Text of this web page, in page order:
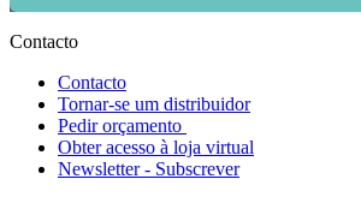
Contacto
Contacto
Tornar-se um distribuidor
Pedir orçamento
Obter acesso à loja virtual
Newsletter - Subscrever